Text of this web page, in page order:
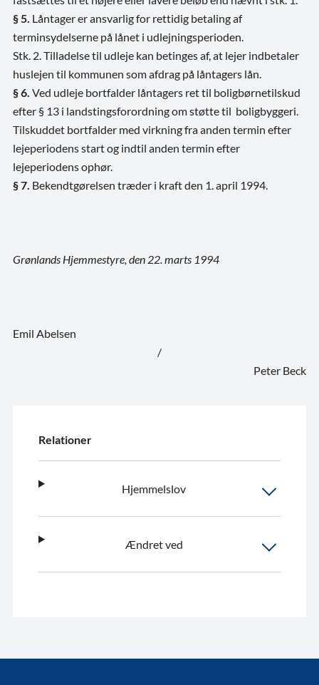
§ 5. Låntager er ansvarlig for rettidig betaling af
terminsydelserne på lånet i udlejningsperioden.
Stk. 2. Tilladelse til udleje kan betinges af, at lejer indbetaler
huslejen til kommunen som afdrag på låntagers lån.
§ 6. Ved udleje bortfalder låntagers ret til boligbørnetilskud
efter § 13 i landstingsforordning om støtte til boligbyggeri.
Tilskuddet bortfalder med virkning fra anden termin efter
lejeperiodens start og indtil anden termin efter
lejeperiodens ophør.
§ 7. Bekendtgørelsen træder i kraft den 1. april 1994.
Grønlands Hjemmestyre, den 22. marts 1994
Emil Abelsen
/
Peter Beck
Relationer
Hjemmelslov
Ændret ved